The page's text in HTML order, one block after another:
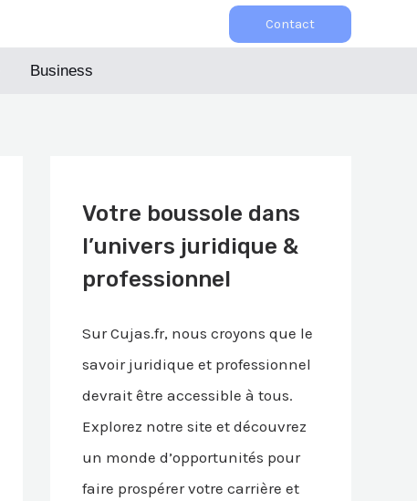
Contact
Business
Votre boussole dans
l’univers juridique &
professionnel
Sur Cujas.fr, nous croyons que le
savoir juridique et professionnel
devrait être accessible à tous.
Explorez notre site et découvrez
un monde d’opportunités pour
faire prospérer votre carrière et